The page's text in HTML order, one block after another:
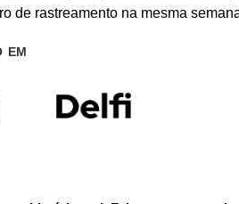
de rastreamento na mesma
EM